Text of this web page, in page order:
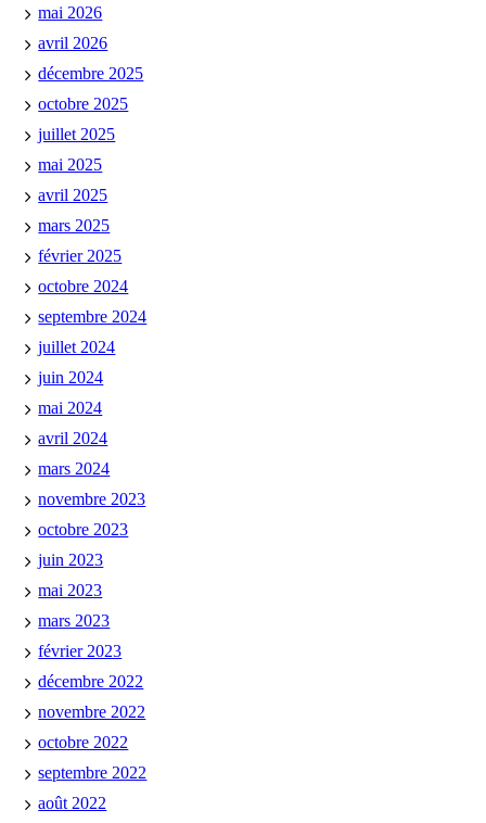
mai 2026
avril 2026
décembre 2025
octobre 2025
juillet 2025
mai 2025
avril 2025
mars 2025
février 2025
octobre 2024
septembre 2024
juillet 2024
juin 2024
mai 2024
avril 2024
mars 2024
novembre 2023
octobre 2023
juin 2023
mai 2023
mars 2023
février 2023
décembre 2022
novembre 2022
octobre 2022
septembre 2022
août 2022